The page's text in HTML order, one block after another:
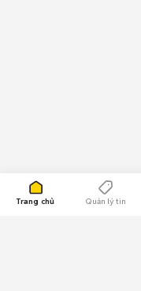
Trang chủ Quản lý tin